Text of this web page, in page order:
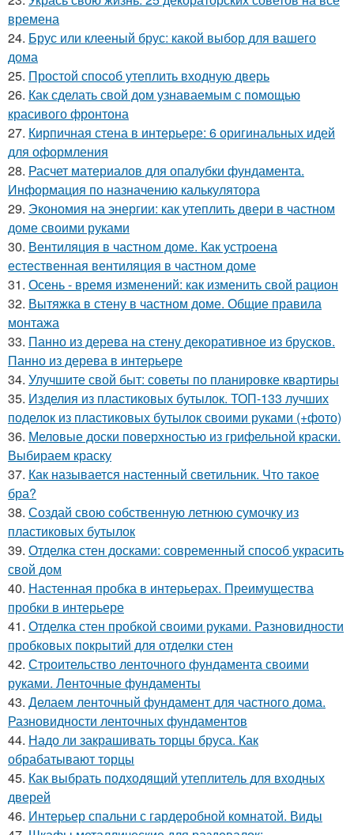
времена
24. Брус или клееный брус: какой выбор для вашего
дома
25. Простой способ утеплить входную дверь
26. Как сделать свой дом узнаваемым с помощью
красивого фронтона
27. Кирпичная стена в интерьере: 6 оригинальных идей
для оформления
28. Расчет материалов для опалубки фундамента.
Информация по назначению калькулятора
29. Экономия на энергии: как утеплить двери в частном
доме своими руками
30. Вентиляция в частном доме. Как устроена
естественная вентиляция в частном доме
31. Осень - время изменений: как изменить свой рацион
32. Вытяжка в стену в частном доме. Общие правила
монтажа
33. Панно из дерева на стену декоративное из брусков.
Панно из дерева в интерьере
34. Улучшите свой быт: советы по планировке квартиры
35. Изделия из пластиковых бутылок. ТОП-133 лучших
поделок из пластиковых бутылок своими руками (+фото)
36. Меловые доски поверхностью из грифельной краски.
Выбираем краску
37. Как называется настенный светильник. Что такое
бра?
38. Создай свою собственную летнюю сумочку из
пластиковых бутылок
39. Отделка стен досками: современный способ украсить
свой дом
40. Настенная пробка в интерьерах. Преимущества
пробки в интерьере
41. Отделка стен пробкой своими руками. Разновидности
пробковых покрытий для отделки стен
42. Строительство ленточного фундамента своими
руками. Ленточные фундаменты
43. Делаем ленточный фундамент для частного дома.
Разновидности ленточных фундаментов
44. Надо ли закрашивать торцы бруса. Как
обрабатывают торцы
45. Как выбрать подходящий утеплитель для входных
дверей
46. Интерьер спальни с гардеробной комнатой. Виды